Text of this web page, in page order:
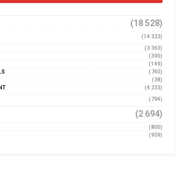
(18 528)
(14 323)
(3 363)
(390)
(149)
(740)
(38)
(4 233)
(794)
(2 694)
(800)
(959)